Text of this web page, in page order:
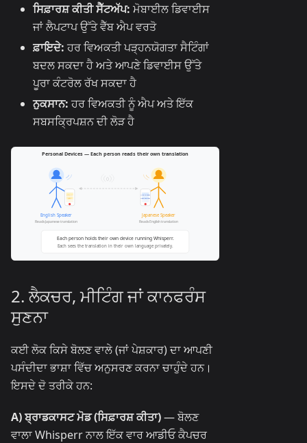
ਸਿਫ਼ਾਰਸ਼ ਕੀਤੀ ਸੈੱਟਅੱਪ: ਮੋਬਾਈਲ ਡਿਵਾਈਸ
ਜਾਂ ਲੈਪਟਾਪ ਉੱਤੇ ਵੈੱਬ ਐਪ ਵਰਤੋ
ਫ਼ਾਇਦੇ:ਹਰ ਵਿਅਕਤੀ ਪੜ੍ਹਨਯੋਗਤਾ ਸੈਟਿੰਗਾਂ
ਬਦਲ ਸਕਦਾ ਹੈ ਅਤੇ ਆਪਣੇ ਡਿਵਾਈਸ ਉੱਤੇ
ਪੂਰਾ ਕੰਟਰੋਲ ਰੱਖ ਸਕਦਾ ਹੈ
ਨੁਕਸਾਨ:ਹਰ ਵਿਅਕਤੀ ਨੂੰ ਐਪ ਅਤੇ ਇੱਕ
ਸਬਸਕ੍ਰਿਪਸ਼ਨ ਦੀ ਲੋੜ ਹੈ
2. ਲੈਕਚਰ, ਮੀਟਿੰਗ ਜਾਂ ਕਾਨਫਰੰਸ
ਸੁਣਨਾ
ਕਈ ਲੋਕ ਕਿਸੇ ਬੋਲਣ ਵਾਲੇ (ਜਾਂ ਪੇਸ਼ਕਾਰ) ਦਾ ਆਪਣੀ
ਪਸੰਦੀਦਾ ਭਾਸ਼ਾ ਵਿੱਚ ਅਨੁਸਰਣ ਕਰਨਾ ਚਾਹੁੰਦੇ ਹਨ।
ਇਸਦੇ ਦੋ ਤਰੀਕੇ ਹਨ:
A) ਬ੍ਰਾਡਕਾਸਟ ਮੋਡ (ਸਿਫ਼ਾਰਸ਼ ਕੀਤਾ)— ਬੋਲਣ
ਵਾਲਾ Whisperr ਨਾਲ ਇੱਕ ਵਾਰ ਆਡੀਓ ਕੈਪਚਰ